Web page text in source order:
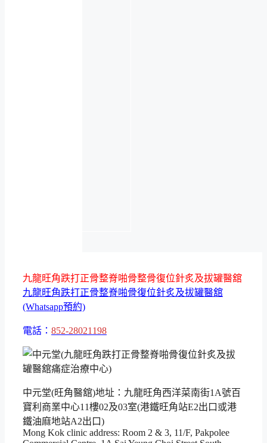
九龍旺角跌打正骨整脊啪骨整骨復位針炙及拔罐醫舘
九龍旺角跌打正骨整脊啪骨復位針炙及拔罐醫舘
(Whatsapp預約)
電話： 852-28021198
中元堂(旺角醫舘)地址：九龍旺角西洋菜南街1A號百
寶利商業中心11樓02及03室(港鐵旺角站E2出口或港
鐵油麻地站A2出口)
Mong Kok clinic address: Room 2 & 3, 11/F, Pakpolee